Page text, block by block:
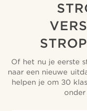
Of het nu je eerste
naar een nieuwe
helpen je om 30